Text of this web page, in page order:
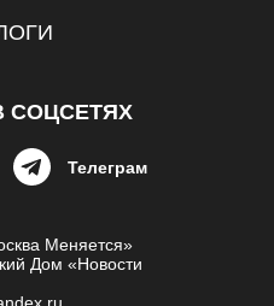
СОЦСЕТЯХ
Телеграм
Меняется»
Дом «Новости